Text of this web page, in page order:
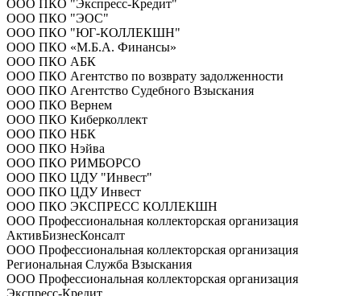
ООО ПКО "Экспресс-Кредит"
ООО ПКО "ЭОС"
ООО ПКО "ЮГ-КОЛЛЕКШН"
ООО ПКО «М.Б.А. Финансы»
ООО ПКО АБК
ООО ПКО Агентство по возврату задолженности
ООО ПКО Агентство Судебного Взыскания
ООО ПКО Вернем
ООО ПКО Киберколлект
ООО ПКО НБК
ООО ПКО Нэйва
ООО ПКО РИМБОРСО
ООО ПКО ЦДУ "Инвест"
ООО ПКО ЦДУ Инвест
ООО ПКО ЭКСПРЕСС КОЛЛЕКШН
ООО Профессиональная коллекторская организация
АктивБизнесКонсалт
ООО Профессиональная коллекторская организация
Региональная Служба Взыскания
ООО Профессиональная коллекторская организация
Экспресс-Кредит